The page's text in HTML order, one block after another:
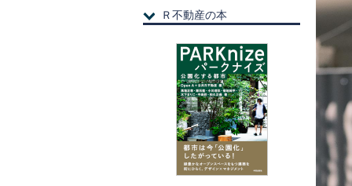
Ｒ不動産の本